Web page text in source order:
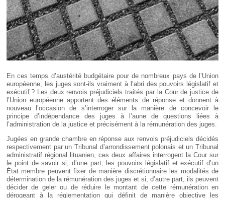
En ces temps d’austérité budgétaire pour de nombreux pays de l’Union
européenne, les juges sont-ils vraiment à l’abri des pouvoirs législatif et
exécutif ? Les deux renvois préjudiciels traités par la Cour de justice de
l’Union européenne apportent des éléments de réponse et donnent à
nouveau l’occasion de s’interroger sur la manière de concevoir le
principe d’indépendance des juges à l’aune de questions liées à
l’administration de la justice et précisément à la rémunération des juges.
Jugées en grande chambre en réponse aux renvois préjudiciels décidés
respectivement par un Tribunal d’arrondissement polonais et un Tribunal
administratif régional lituanien, ces deux affaires interrogent la Cour sur
le point de savoir si, d’une part, les pouvoirs législatif et exécutif d’un
État membre peuvent fixer de manière discrétionnaire les modalités de
détermination de la rémunération des juges et si, d’autre part, ils peuvent
décider de geler ou de réduire le montant de cette rémunération en
dérogeant à la réglementation qui définit de manière objective les